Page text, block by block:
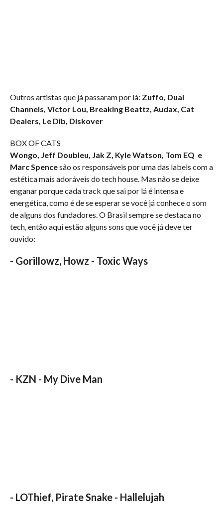
Outros artistas que já passaram por lá: Zuffo, Dual
Channels, Victor Lou, Breaking Beattz, Audax, Cat
Dealers, Le Dib, Diskover
BOX OF CATS
Wongo, Jeff Doubleu, Jak Z, Kyle Watson, Tom EQ e
Marc Spencesão os responsáveis por uma das labels com a
estética mais adoráveis do tech house. Mas não se deixe
enganar porque cada track que sai por lá é intensa e
energética, como é de se esperar se você já conhece o som
de alguns dos fundadores. O Brasil sempre se destaca no
tech, então aqui estão alguns sons que você já deve ter
ouvido:
- Gorillowz, Howz - Toxic Ways
- KZN - My Dive Man
- LOThief, Pirate Snake - Hallelujah